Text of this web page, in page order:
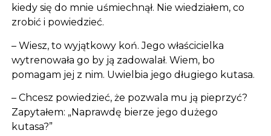
kiedy się do mnie uśmiechnął. Nie wiedziałem, co
zrobić i powiedzieć.
– Wiesz, to wyjątkowy koń. Jego właścicielka
wytrenowała go by ją zadowalał. Wiem, bo
pomagam jej z nim. Uwielbia jego długiego kutasa.
– Chcesz powiedzieć, że pozwala mu ją pieprzyć?
Zapytałem: „Naprawdę bierze jego dużego
kutasa?”